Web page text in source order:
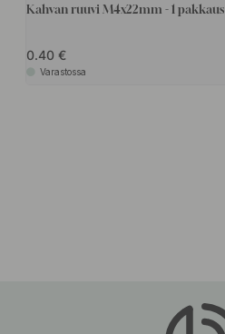
Kahvan ruuvi M4x22mm - 1 pakkaus
0.40
Varastossa